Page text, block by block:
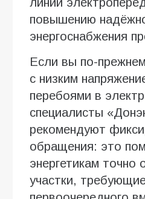
повышению
энергоснабжения
Если вы по-
с низким
перебоями в
специалисты
рекомендуют
обращения: это
энергетикам точно
участки,